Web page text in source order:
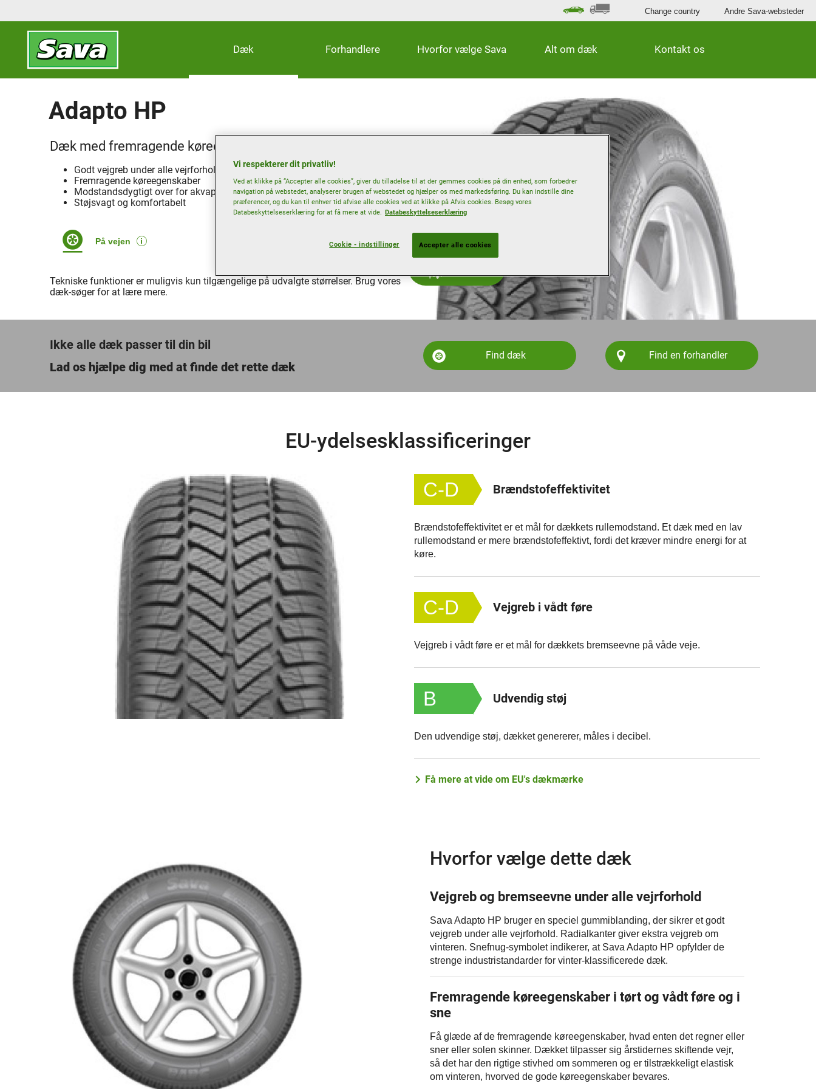
Dæk Forhandlere Hvorfor vælge Sava Alt om dæk Kontakt os
Change country Andre Sava-websteder
Adapto HP
Dæk med fremragende køreegenskaber hele året
Godt vejgreb under alle vejrforhold
Fremragende køreegenskaber
Modstandsdygtigt over for akvaplaning
Støjsvagt og komfortabelt
På vejen
Tekniske funktioner er muligvis kun tilgængelige på udvalgte størrelser. Brug vores
dæk-søger for at lære mere.
Ikke alle dæk passer til din bil
Lad os hjælpe dig med at finde det rette dæk
Find dæk Find en forhandler
EU-ydelsesklassificeringer
C-D Brændstofeffektivitet
Brændstofeffektivitet er et mål for dækkets rullemodstand. Et dæk med en lav
rullemodstand er mere brændstofeffektivt, fordi det kræver mindre energi for at
køre.
C-D Vejgreb i vådt føre
Vejgreb i vådt føre er et mål for dækkets bremseevne på våde veje.
B Udvendig støj
Den udvendige støj, dækket genererer, måles i decibel.
Få mere at vide om EU's dækmærke
Hvorfor vælge dette dæk
Vejgreb og bremseevne under alle vejrforhold
Sava Adapto HP bruger en speciel gummiblanding, der sikrer et godt
vejgreb under alle vejrforhold. Radialkanter giver ekstra vejgreb om
vinteren. Snefnug-symbolet indikerer, at Sava Adapto HP opfylder de
strenge industristandarder for vinter-klassificerede dæk.
Fremragende køreegenskaber i tørt og vådt føre og i
sne
Få glæde af de fremragende køreegenskaber, hvad enten det regner eller
sner eller solen skinner. Dækket tilpasser sig årstidernes skiftende vejr,
så det har den rigtige stivhed om sommeren og er tilstrækkeligt elastisk
om vinteren, hvorved de gode køreegenskaber bevares.
Vi respekterer dit privatliv!
Ved at klikke på “Accepter alle cookies”, giver du tilladelse til at der gemmes cookies på din enhed, som forbedrer
navigation på webstedet, analyserer brugen af webstedet og hjælper os med markedsføring. Du kan indstille dine
præferencer, og du kan til enhver tid afvise alle cookies ved at klikke på Afvis cookies. Besøg vores
Databeskyttelseserklæring for at få mere at vide. Databeskyttelseserklæring
Cookie - indstillinger Accepter alle cookies